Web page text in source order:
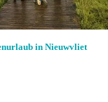
in Nieuwvliet